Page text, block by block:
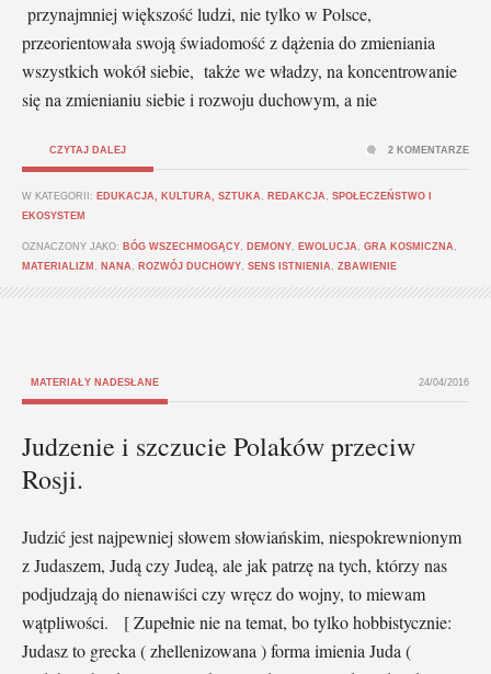
przynajmniej większość ludzi, nie tylko w Polsce,
przeorientowała swoją świadomość z dążenia do zmieniania
wszystkich wokół siebie, także we władzy, na koncentrowanie
się na zmienianiu siebie i rozwoju duchowym, a nie
CZYTAJ DALEJ
W KATEGORII: EDUKACJA, KULTURA, SZTUKA REDAKCJA
SPOŁECZEŃSTWO I
EKOSYSTEM
OZNACZONY JAKO: BÓG WSZECHMOGĄCY DEMONY EWOLUCJA GRA KOSMICZNA
MATERIALIZM
NANA ROZWÓJ DUCHOWY SENS ISTNIENIA ZBAWIENIE
2 KOMENTARZE
MATERIAŁY NADESŁANE 24/04/2016
Judzenie i szczucie Polaków przeciw
Rosji.
Judzić jest najpewniej słowem słowiańskim, niespokrewnionym
z Judaszem, Judą czy Judeą, ale jak patrzę na tych, którzy nas
podjudzają do nienawiści czy wręcz do wojny, to miewam
wątpliwości. [ Zupełnie nie na temat, bo tylko hobbistycznie:
Judasz to grecka ( zhellenizowana ) forma imienia Juda (